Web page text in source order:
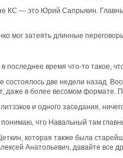
КС — это Юрий Сапрыкин.
мог затеять длинные
время что-то такое,
две недели назад.
в более весомом формате.
и одного заседания,
что Навальный там
которая также была
Анатольевич, давайте все